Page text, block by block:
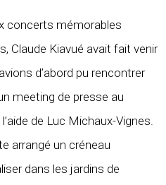
concerts mémorables
Claude Kiavué avait fait venir
d’abord pu rencontrer
meeting de presse au
de Luc Michaux-Vignes.
arrangé un créneau
dans les jardins de